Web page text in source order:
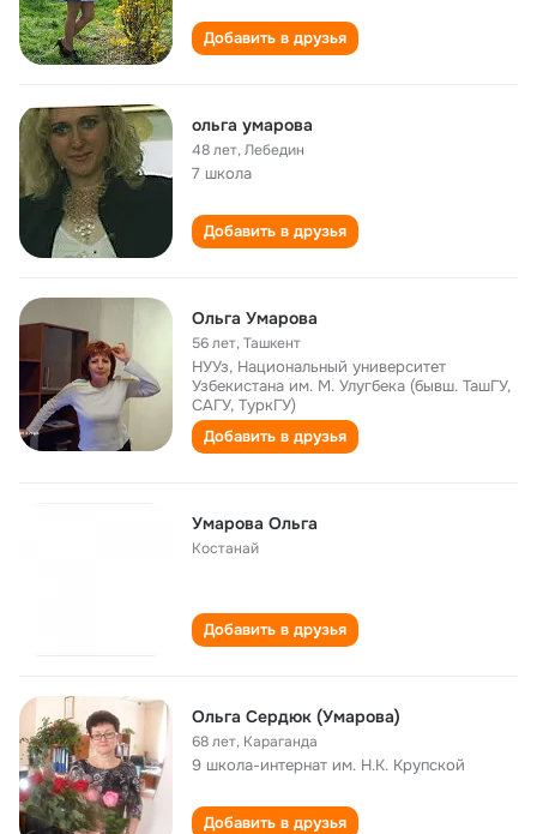
Добавить в друзья
ольга умарова
48 лет,Лебедин
7 школа
Добавить в друзья
Ольга Умарова
56 лет,Ташкент
НУУз, Национальный университет
Узбекистана им. М. Улугбека (бывш. ТашГУ,
САГУ, ТуркГУ)
Добавить в друзья
Умарова Ольга
Костанай
Добавить в друзья
Ольга Сердюк (Умарова)
68 лет, Караганда
9 школа-интернат им. Н.К. Крупской
Добавить в друзья